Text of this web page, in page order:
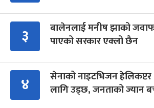
३
बालेनलाई मनीष झाको
पाएको सरकार एक्लो छैन
४
सेनाको नाइटभिजन
लागि उड्छ, जनताको ज्यान